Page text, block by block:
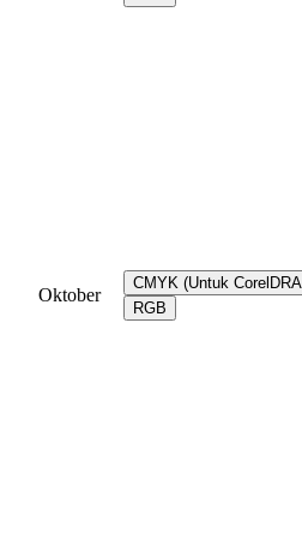
Oktober
CMYK (Untuk
RGB